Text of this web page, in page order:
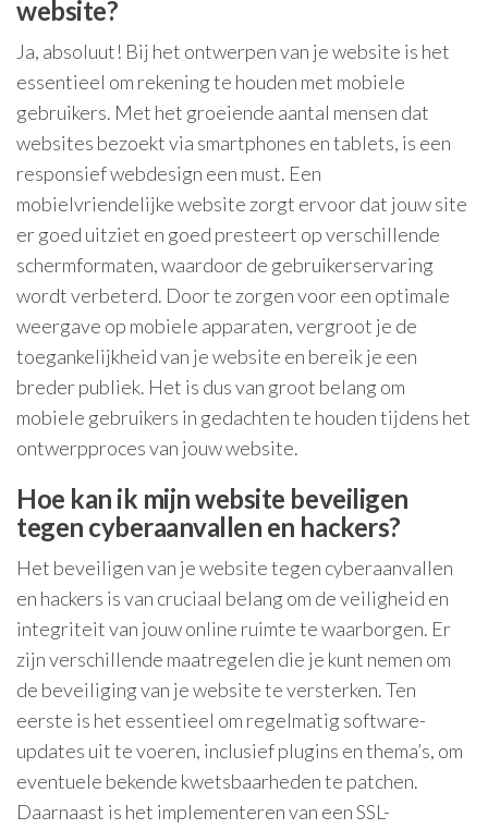
website?
Ja, absoluut! Bij het ontwerpen van je website is het
essentieel om rekening te houden met mobiele
gebruikers. Met het groeiende aantal mensen dat
websites bezoekt via smartphones en tablets, is een
responsief webdesign een must. Een
mobielvriendelijke website zorgt ervoor dat jouw site
er goed uitziet en goed presteert op verschillende
schermformaten, waardoor de gebruikerservaring
wordt verbeterd. Door te zorgen voor een optimale
weergave op mobiele apparaten, vergroot je de
toegankelijkheid van je website en bereik je een
breder publiek. Het is dus van groot belang om
mobiele gebruikers in gedachten te houden tijdens het
ontwerpproces van jouw website.
Hoe kan ik mijn website beveiligen
tegen cyberaanvallen en hackers?
Het beveiligen van je website tegen cyberaanvallen
en hackers is van cruciaal belang om de veiligheid en
integriteit van jouw online ruimte te waarborgen. Er
zijn verschillende maatregelen die je kunt nemen om
de beveiliging van je website te versterken. Ten
eerste is het essentieel om regelmatig software-
updates uit te voeren, inclusief plugins en thema’s, om
eventuele bekende kwetsbaarheden te patchen.
Daarnaast is het implementeren van een SSL-